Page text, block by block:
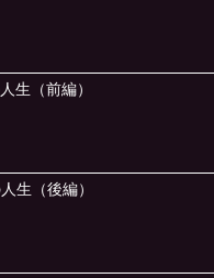
生（前編）
生（後編）